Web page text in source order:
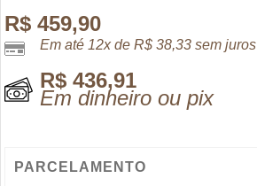
quantidade
R$ 459,90
Em até 12x deR$ 38,33 sem juros
R$ 436,91
Em dinheiro ou pix
PARCELAMENTO